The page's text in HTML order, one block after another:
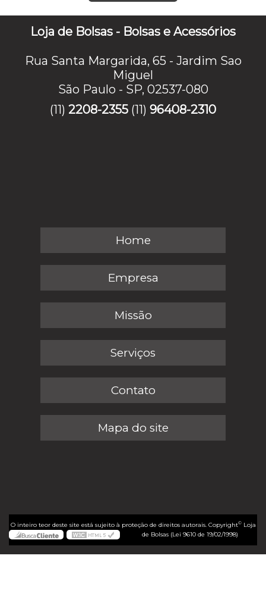
Loja de Bolsas - Bolsas e Acessórios
Rua Santa Margarida, 65 - Jardim Sao
Miguel
São Paulo - SP, 02537-080
(11) 2208-2355 (11) 96408-2310
Home
Empresa
Missão
Serviços
Contato
Mapa do site
O inteiro teor deste site está sujeito à proteção de direitos autorais. Copyright©Loja
de Bolsas (Lei 9610 de 19/02/1998)